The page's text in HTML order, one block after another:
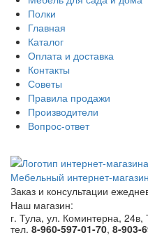
Полки
Главная
Каталог
Оплата и доставка
Контакты
Советы
Правила продажи
Производители
Вопрос-ответ
Мебельный интернет-магазин
Заказ и консультации
Наш магазин:
г. Тула, ул. Коминтерна,
тел. 8-960-597-01-70, 8-903-